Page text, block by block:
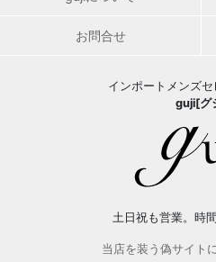
お問合せ
インポートメンズ
guji[グ
土日祝も営業。時
当店を装う偽サイト